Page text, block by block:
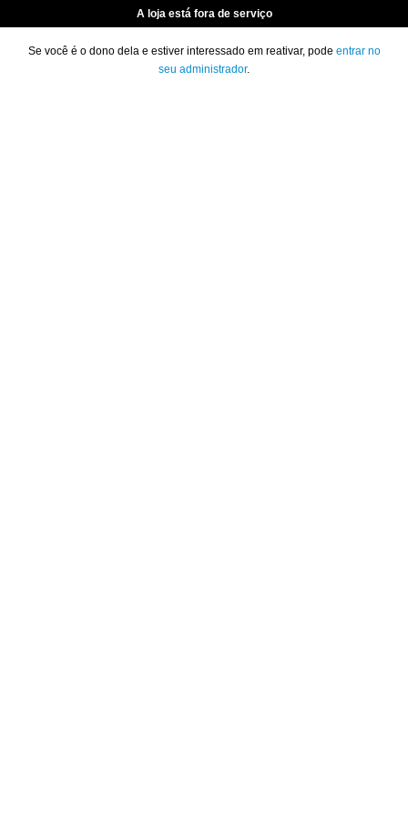
A loja está fora de serviço
Se você é o dono dela e estiver interessado em reativar, pode entrar no
seu administrador.